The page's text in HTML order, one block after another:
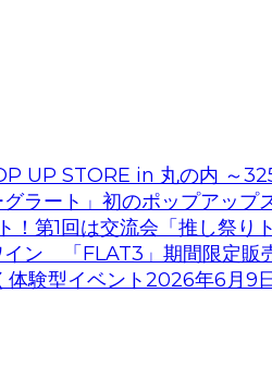
UP STORE in 丸の内 ～
ラート」初のポップアップ
第1回は交流会「推し祭りト
ン 「FLAT3」期間限定販
験型イベント2026年6月9